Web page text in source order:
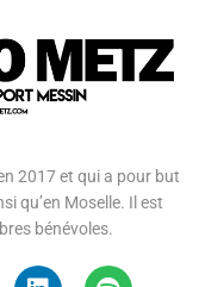
2017 et qui a pour but
qu’en Moselle. Il est
bénévoles.